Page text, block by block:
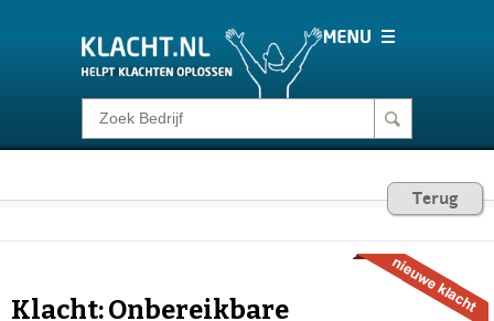
Klacht melden
Consumentenrecht Terug
Klacht: Onbereikbare